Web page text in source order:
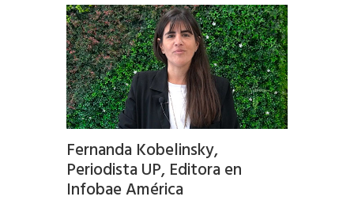
Fernanda Kobelinsky,
Periodista UP, Editora en
Infobae América